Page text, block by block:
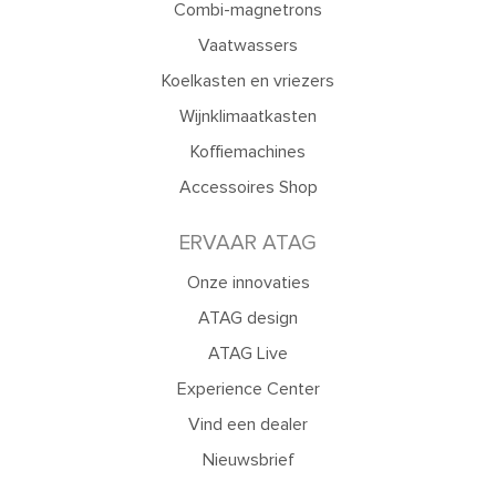
Combi-magnetrons
Vaatwassers
Koelkasten en vriezers
Wijnklimaatkasten
Koffiemachines
Accessoires Shop
ERVAAR ATAG
Onze innovaties
ATAG design
ATAG Live
Experience Center
Vind een dealer
Nieuwsbrief